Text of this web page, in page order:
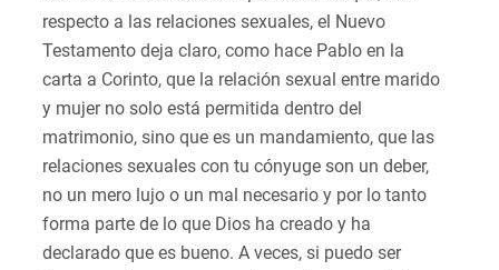
respecto a las relaciones sexuales, el Nuevo
Testamento deja claro, como hace Pablo en la
carta a Corinto, que la relación sexual entre marido
y mujer no solo está permitida dentro del
matrimonio, sino que es un mandamiento, que las
relaciones sexuales con tu cónyuge son un deber,
no un mero lujo o un mal necesario y por lo tanto
forma parte de lo que Dios ha creado y ha
declarado que es bueno. A veces, si puedo ser